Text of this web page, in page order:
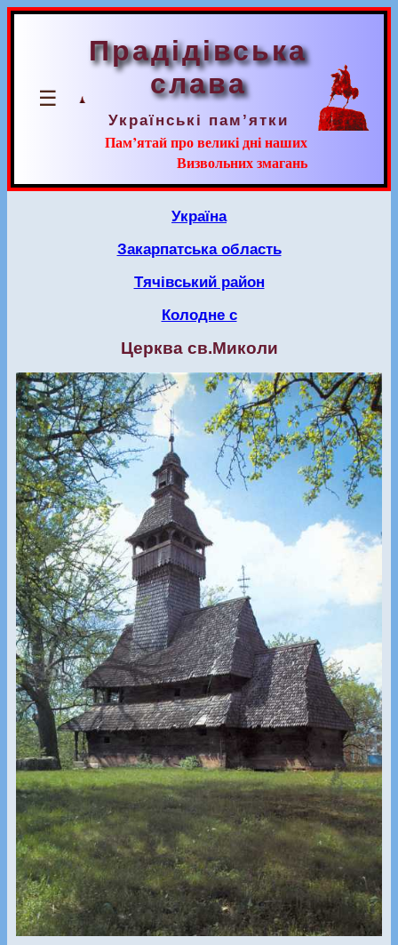
☰
Прадідівська
слава
Українські пам’ятки
Пам’ятай про великі дні наших
Визвольних змагань
Україна
Закарпатська область
Тячівський район
Колодне с
Церква св.Миколи